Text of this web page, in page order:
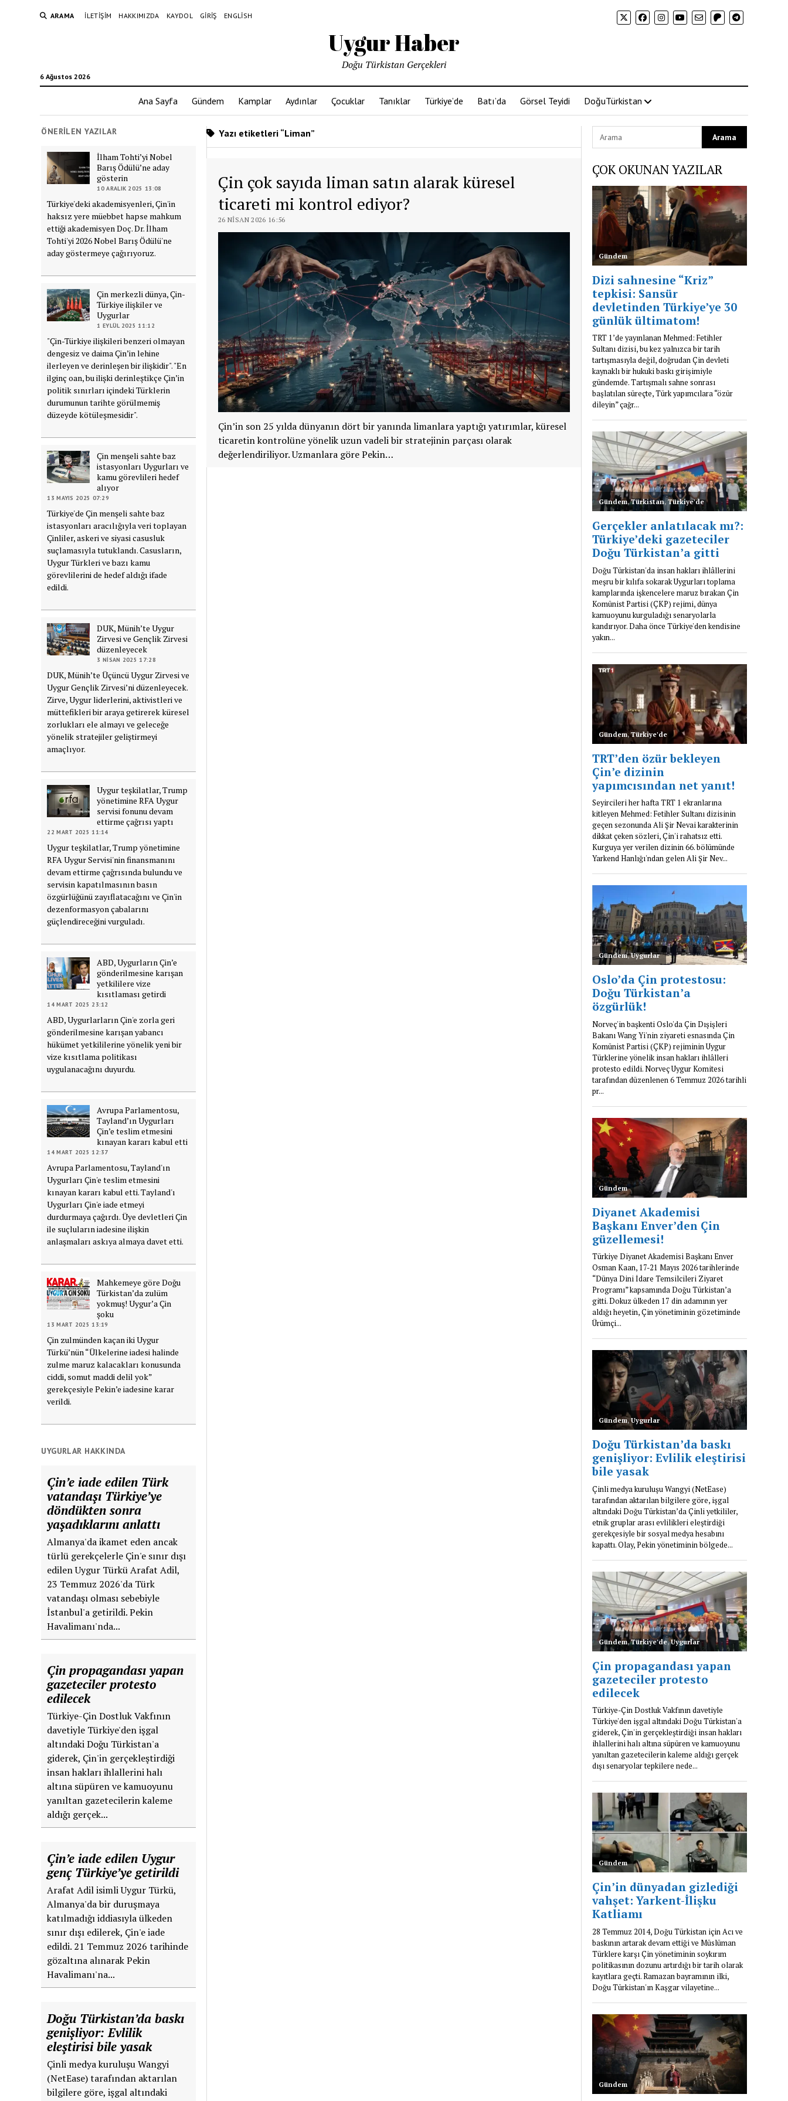
ARAMA İLETIŞIM HAKKIMIZDA KAYDOL GIRIŞ ENGLISH
Uygur Haber
6 Ağustos 2026
Doğu Türkistan Gerçekleri
Ana Sayfa Gündem Kamplar Aydınlar Çocuklar Tanıklar Türkiye’de Batı’da Görsel Teyidi DoğuTürkistan
ÖNERILEN YAZILAR
İlham Tohti’yi Nobel
Barış Ödülü’ne aday
gösterin
10 ARALIK 2025 13:08
Türkiye'deki akademisyenleri, Çin'in
haksız yere müebbet hapse mahkum
ettiği akademisyen Doç. Dr. İlham
Tohti'yi 2026 Nobel Barış Ödülü'ne
aday göstermeye çağırıyoruz.
Çin merkezli dünya, Çin-
Türkiye ilişkiler ve
Uygurlar
1 EYLÜL 2025 11:12
"Çin-Türkiye ilişkileri benzeri olmayan
dengesiz ve daima Çin’in lehine
ilerleyen ve derinleşen bir ilişkidir". "En
ilginç oan, bu ilişki derinleştikçe Çin’in
politik sınırları içindeki Türklerin
durumunun tarihte görülmemiş
düzeyde kötüleşmesidir".
Çin menşeli sahte baz
istasyonları Uygurları ve
kamu görevlileri hedef
alıyor
13 MAYIS 2025 07:29
Türkiye'de Çin menşeli sahte baz
istasyonları aracılığıyla veri toplayan
Çinliler, askeri ve siyasi casusluk
suçlamasıyla tutuklandı. Casusların,
Uygur Türkleri ve bazı kamu
görevlilerini de hedef aldığı ifade
edildi.
DUK, Münih’te Uygur
Zirvesi ve Gençlik Zirvesi
düzenleyecek
3 NISAN 2025 17:28
DUK, Münih’te Üçüncü Uygur Zirvesi ve
Uygur Gençlik Zirvesi’ni düzenleyecek.
Zirve, Uygur liderlerini, aktivistleri ve
müttefikleri bir araya getirerek küresel
zorlukları ele almayı ve geleceğe
yönelik stratejiler geliştirmeyi
amaçlıyor.
Uygur teşkilatlar, Trump
yönetimine RFA Uygur
servisi fonunu devam
ettirme çağrısı yaptı
22 MART 2025 11:14
Uygur teşkilatlar, Trump yönetimine
RFA Uygur Servisi'nin finansmanını
devam ettirme çağrısında bulundu ve
servisin kapatılmasının basın
özgürlüğünü zayıflatacağını ve Çin'in
dezenformasyon çabalarını
güçlendireceğini vurguladı.
ABD, Uygurların Çin’e
gönderilmesine karışan
yetkililere vize
kısıtlaması getirdi
14 MART 2025 23:12
ABD, Uygurlarların Çin'e zorla geri
gönderilmesine karışan yabancı
hükümet yetkililerine yönelik yeni bir
vize kısıtlama politikası
uygulanacağını duyurdu.
Avrupa Parlamentosu,
Tayland’ın Uygurları
Çin’e teslim etmesini
kınayan kararı kabul etti
14 MART 2025 12:37
Avrupa Parlamentosu, Tayland'ın
Uygurları Çin'e teslim etmesini
kınayan kararı kabul etti. Tayland'ı
Uygurları Çin'e iade etmeyi
durdurmaya çağırdı. Üye devletleri Çin
ile suçluların iadesine ilişkin
anlaşmaları askıya almaya davet etti.
Mahkemeye göre Doğu
Türkistan’da zulüm
yokmuş! Uygur’a Çin
şoku
13 MART 2025 13:19
Çin zulmünden kaçan iki Uygur
Türkü’nün “Ülkelerine iadesi halinde
zulme maruz kalacakları konusunda
ciddi, somut maddi delil yok”
gerekçesiyle Pekin’e iadesine karar
verildi.
UYGURLAR HAKKINDA
Çin’e iade edilen Türk
vatandaşı Türkiye’ye
döndükten sonra
yaşadıklarını anlattı
Almanya'da ikamet eden ancak
türlü gerekçelerle Çin'e sınır dışı
edilen Uygur Türkü Arafat Adil,
23 Temmuz 2026'da Türk
vatandaşı olması sebebiyle
İstanbul'a getirildi. Pekin
Havalimanı'nda...
Çin propagandası yapan
gazeteciler protesto
edilecek
Türkiye-Çin Dostluk Vakfının
davetiyle Türkiye'den işgal
altındaki Doğu Türkistan'a
giderek, Çin'in gerçekleştirdiği
insan hakları ihlallerini halı
altına süpüren ve kamuoyunu
yanıltan gazetecilerin kaleme
aldığı gerçek...
Çin’e iade edilen Uygur
genç Türkiye’ye getirildi
Arafat Adil isimli Uygur Türkü,
Almanya'da bir duruşmaya
katılmadığı iddiasıyla ülkeden
sınır dışı edilerek, Çin'e iade
edildi. 21 Temmuz 2026 tarihinde
gözaltına alınarak Pekin
Havalimanı'na...
Doğu Türkistan’da baskı
genişliyor: Evlilik
eleştirisi bile yasak
Çinli medya kuruluşu Wangyi
(NetEase) tarafından aktarılan
bilgilere göre, işgal altındaki
Yazı etiketleri “Liman”
Çin çok sayıda liman satın alarak küresel
ticareti mi kontrol ediyor?
26 NISAN 2026 16:56
Çin’in son 25 yılda dünyanın dört bir yanında limanlara yaptığı yatırımlar, küresel
ticaretin kontrolüne yönelik uzun vadeli bir stratejinin parçası olarak
değerlendiriliyor. Uzmanlara göre Pekin…
ÇOK OKUNAN YAZILAR